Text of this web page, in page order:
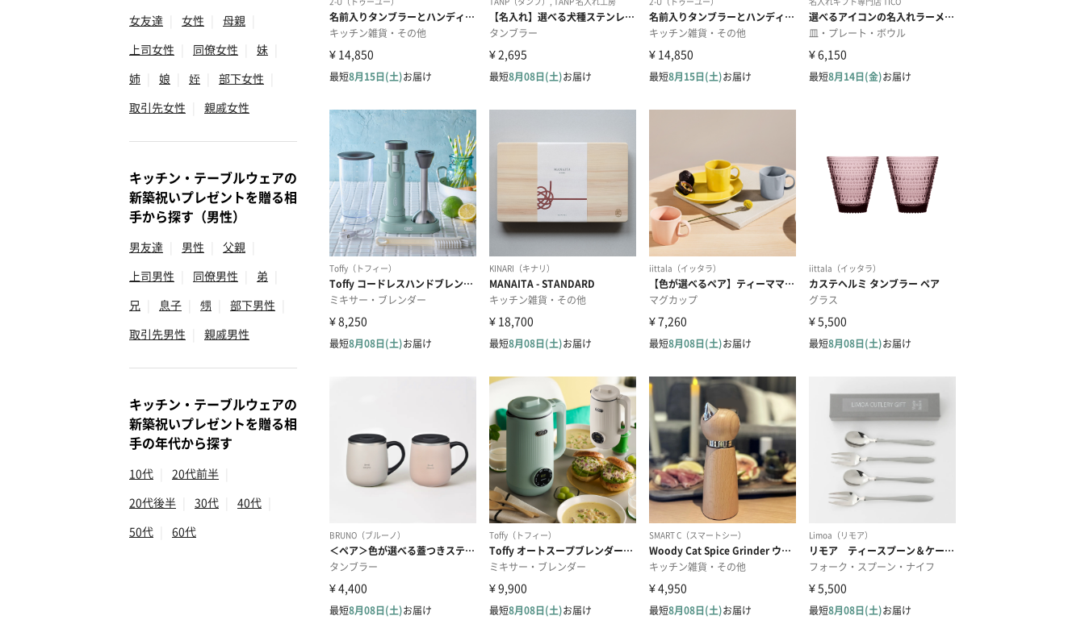
女友達 女性 母親
上司女性
同僚女性 妹
姉
娘 姪 部下女性
取引先女性
親戚女性
キッチン・テーブルウェアの
新築祝いプレゼントを贈る相
手から探す（男性）
男友達 男性 父親
上司男性
同僚男性 弟
兄
息子 甥 部下男性
取引先男性
親戚男性
キッチン・テーブルウェアの
新築祝いプレゼントを贈る相
手の年代から探す
10代 20代前半
20代後半
30代 40代
50代
60代